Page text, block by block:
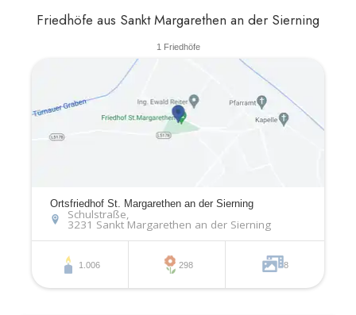
Friedhöfe aus Sankt Margarethen an der Sierning
1 Friedhöfe
Ortsfriedhof St. Margarethen an der Sierning
Schulstraße,
3231 Sankt Margarethen an der Sierning
1.006 298 8